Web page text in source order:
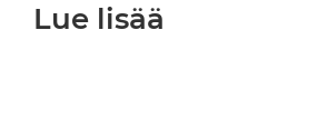
Lue lisää